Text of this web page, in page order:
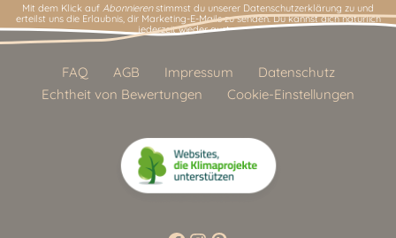
Mit dem Klick auf Abonnierenstimmst du unserer Datenschutzerklärung zu und
erteilst uns die Erlaubnis, dir Marketing-E-Mails zu senden. Du kannst dich natürlich
jederzeit wieder austragen.
FAQ AGB Impressum
Datenschutz
Echtheit von Bewertungen
Cookie-Einstellungen